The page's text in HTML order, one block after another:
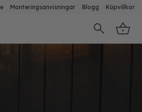
Monteringsanvisningar Blogg Köpvillkor